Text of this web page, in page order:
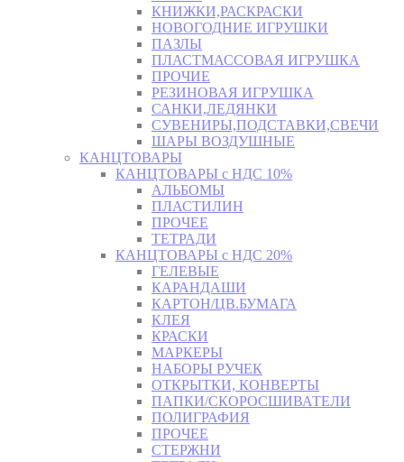
КНИЖКИ,РАСКРАСКИ
НОВОГОДНИЕ ИГРУШКИ
ПАЗЛЫ
ПЛАСТМАССОВАЯ ИГРУШКА
ПРОЧИЕ
РЕЗИНОВАЯ ИГРУШКА
САНКИ,ЛЕДЯНКИ
СУВЕНИРЫ,ПОДСТАВКИ,СВЕЧИ
ШАРЫ ВОЗДУШНЫЕ
КАНЦТОВАРЫ
КАНЦТОВАРЫ с НДС 10%
АЛЬБОМЫ
ПЛАСТИЛИН
ПРОЧЕЕ
ТЕТРАДИ
КАНЦТОВАРЫ с НДС 20%
ГЕЛЕВЫЕ
КАРАНДАШИ
КАРТОН/ЦВ.БУМАГА
КЛЕЯ
КРАСКИ
МАРКЕРЫ
НАБОРЫ РУЧЕК
ОТКРЫТКИ, КОНВЕРТЫ
ПАПКИ/СКОРОСШИВАТЕЛИ
ПОЛИГРАФИЯ
ПРОЧЕЕ
СТЕРЖНИ